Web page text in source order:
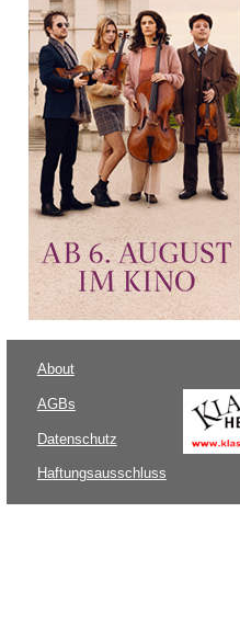
About
AGBs
Datenschutz
Haftungsausschluss